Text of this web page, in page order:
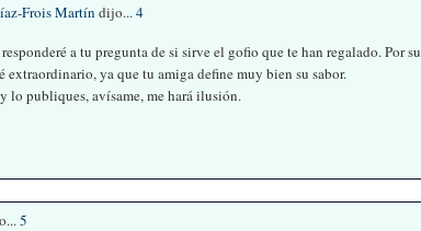
Frois Martín dijo...4
a tu pregunta de si sirve el gofio que te han regalado. Por
extraordinario, ya que tu amiga define muy bien su sabor.
lo publiques, avísame, me hará ilusión.
5